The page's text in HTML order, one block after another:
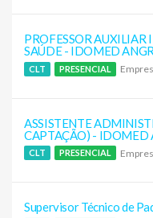
PROFESSOR
SAÚDE - IDOMED
CLT PRESENCIAL
ASSISTENTE
CAPTAÇÃO) - IDOMED
CLT PRESENCIAL
Supervisor Técnico de